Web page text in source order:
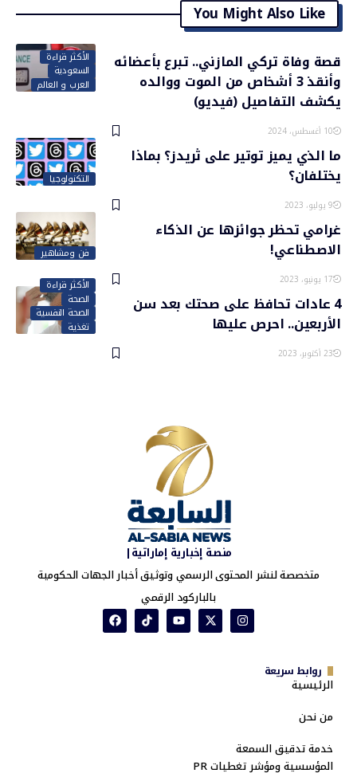
You Might Also Like
الأكثر قراءة
السعودية
العرب و العالم
قصة وفاة تركي المازني.. تبرع بأعضائه
وأنقذ 3 أشخاص من الموت ووالده
يكشف التفاصيل (فيديو)
10 أغسطس، 2024
التكنولوجيا
ما الذي يميز توتير على ثريدز؟ بماذا
يختلفان؟
9 يوليو، 2023
فن ومشاهير
غرامي تحظر جوائزها عن الذكاء
الاصطناعي!
17 يونيو، 2023
الأكثر قراءة
الصحة
الصحة النفسية
تغذية
4 عادات تحافظ على صحتك بعد سن
الأربعين.. احرص عليها
23 أكتوبر، 2023
منصة إخبارية إماراتية|
متخصصة لنشر المحتوى الرسمي وتوثيق أخبار الجهات الحكومية
بالباركود الرقمي
روابط سريعة
الرئيسية
من نحن
خدمة تدقيق السمعة
المؤسسية ومؤشر تغطيات PR